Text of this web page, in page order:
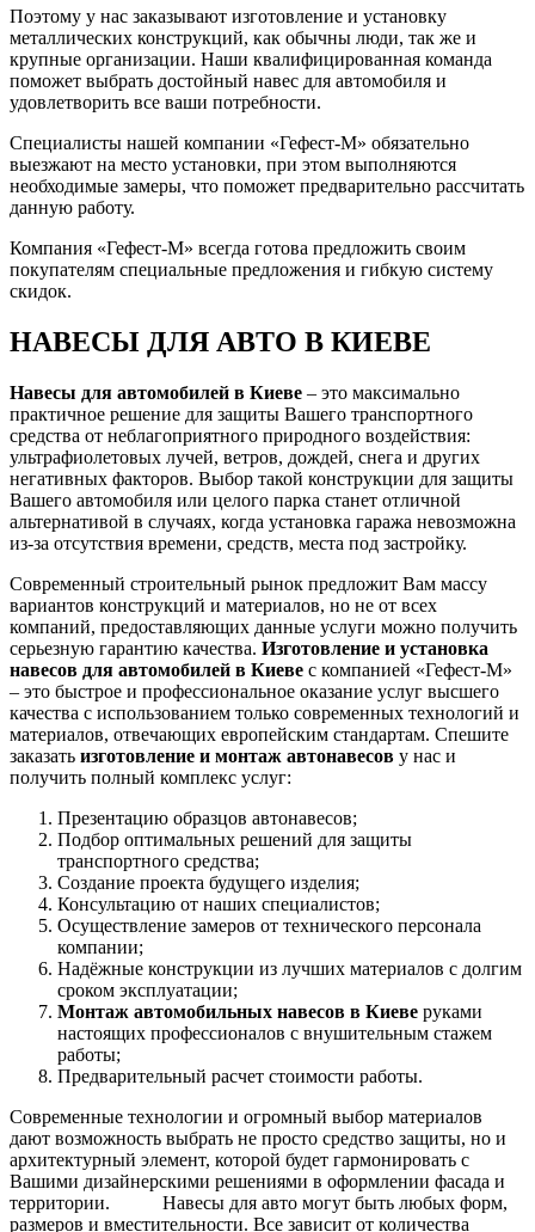
Поэтому у нас заказывают изготовление и установку
металлических конструкций, как обычны люди, так же и
крупные организации. Наши квалифицированная команда
поможет выбрать достойный навес для автомобиля и
удовлетворить все ваши потребности.
Специалисты нашей компании «Гефест-М» обязательно
выезжают на место установки, при этом выполняются
необходимые замеры, что поможет предварительно рассчитать
данную работу.
Компания «Гефест-М» всегда готова предложить своим
покупателям специальные предложения и гибкую систему
скидок.
НАВЕСЫ ДЛЯ АВТО В КИЕВЕ
Навесы для автомобилей в Киеве – это максимально
практичное решение для защиты Вашего транспортного
средства от неблагоприятного природного воздействия:
ультрафиолетовых лучей, ветров, дождей, снега и других
негативных факторов. Выбор такой конструкции для защиты
Вашего автомобиля или целого парка станет отличной
альтернативой в случаях, когда установка гаража невозможна
из-за отсутствия времени, средств, места под застройку.
Современный строительный рынок предложит Вам массу
вариантов конструкций и материалов, но не от всех
компаний, предоставляющих данные услуги можно получить
серьезную гарантию качества. Изготовление и установка
навесов для автомобилей в Киеве с компанией «Гефест-М»
– это быстрое и профессиональное оказание услуг высшего
качества с использованием только современных технологий и
материалов, отвечающих европейским стандартам. Спешите
заказать изготовление и монтаж автонавесов у нас и
получить полный комплекс услуг:
Презентацию образцов автонавесов;
Подбор оптимальных решений для защиты
транспортного средства;
Создание проекта будущего изделия;
Консультацию от наших специалистов;
Осуществление замеров от технического персонала
компании;
Надёжные конструкции из лучших материалов с долгим
сроком эксплуатации;
Монтаж автомобильных навесов в Киеве руками
настоящих профессионалов с внушительным стажем
работы;
Предварительный расчет стоимости работы.
Современные технологии и огромный выбор материалов
дают возможность выбрать не просто средство защиты, но и
архитектурный элемент, которой будет гармонировать с
Вашими дизайнерскими решениями в оформлении фасада и
территории. Навесы для авто могут быть любых форм,
размеров и вместительности. Все зависит от количества